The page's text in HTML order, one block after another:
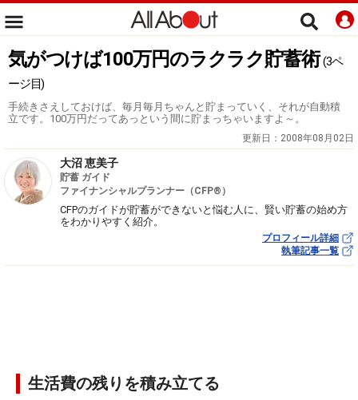
気がつけば100万円のラクラク貯蓄術 (3ペ
ージ目)
手続きさえしておけば、毎月毎月ちゃんと貯まっていく、それが自動積
立です。100万円だってあっという間に貯まっちゃいますよ～。
更新日： 2008年08月02日
大沼 恵美子
貯蓄 ガイド
ファイナンシャルプランナー（CFP®）
CFPのガイドが貯蓄ができないと悩む人に、賢い貯蓄の始め方
をわかりやすく紹介。
プロフィール詳細
執筆記事一覧
生活費の残りを積み立てる